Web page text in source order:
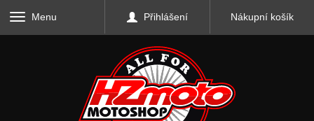
Menu Přihlášení Nákupní košík